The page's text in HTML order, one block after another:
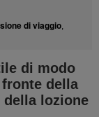
di viaggio,
di modo
della
lozione